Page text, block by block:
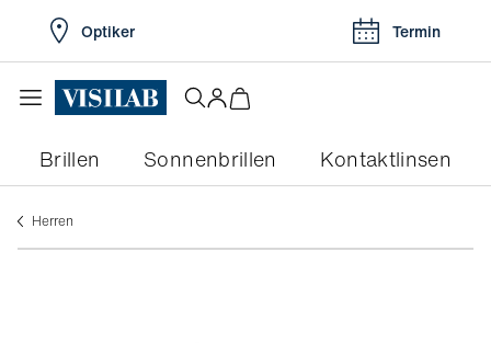
Optiker Termin
Brillen Sonnenbrillen Kontaktlinsen
herren